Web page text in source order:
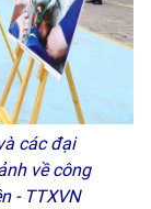
các đại
về công
- TTXVN